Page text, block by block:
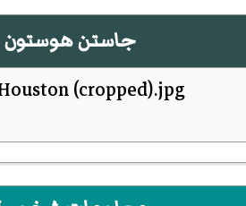
جاستن هوستون